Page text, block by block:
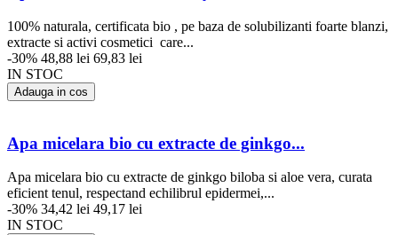
100% naturala, certificata bio , pe baza de solubilizanti foarte blanzi,
extracte si activi cosmetici care...
-30% 48,88 lei 69,83 lei
IN STOC
Adauga in cos
Apa micelara bio cu extracte de ginkgo...
Apa micelara bio cu extracte de ginkgo biloba si aloe vera, curata
eficient tenul, respectand echilibrul epidermei,...
-30% 34,42 lei 49,17 lei
IN STOC